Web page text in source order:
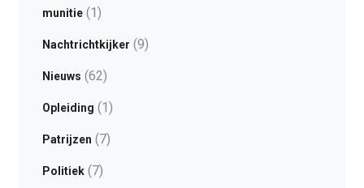
munitie(1)
Nachtrichtkijker (9)
Nieuws (62)
Opleiding (1)
Patrijzen (7)
Politiek(7)